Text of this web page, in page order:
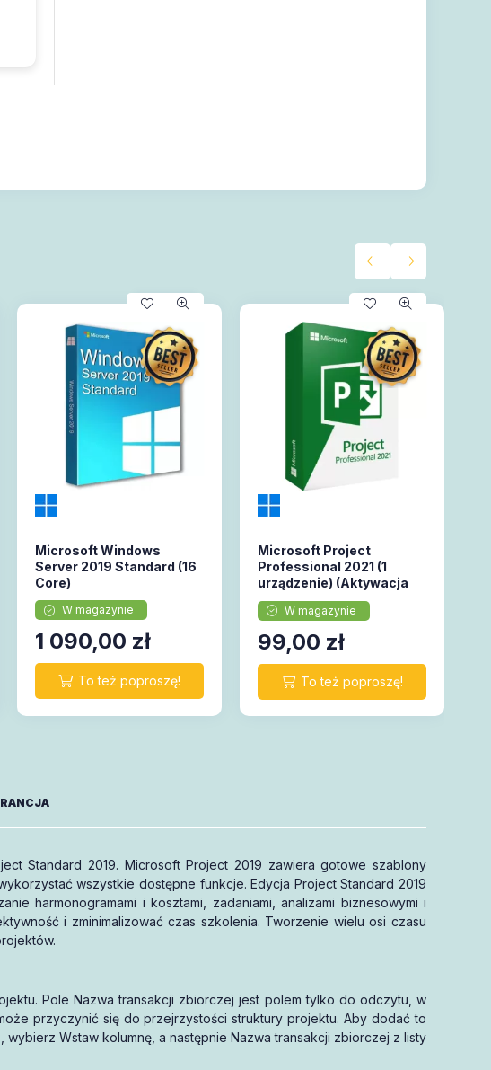
Microsoft Windows
Server 2019 Standard (16
Core)
W magazynie
1 090,00 zł
Microsoft Project
Professional 2021 (1
urządzenie) (Aktywacja
online)
W magazynie
99,00 zł
Standard 2019. Microsoft Project 2019 zawiera gotowe szablony
wszystkie dostępne funkcje. Edycja Project Standard 2019
harmonogramami i kosztami, zadaniami, analizami biznesowymi i
i zminimalizować czas szkolenia. Tworzenie wielu osi czasu
Pole Nazwa transakcji zbiorczej jest polem tylko do odczytu, w
przyczynić się do przejrzystości struktury projektu. Aby dodać to
Wstaw kolumnę, a następnie Nazwa transakcji zbiorczej z listy